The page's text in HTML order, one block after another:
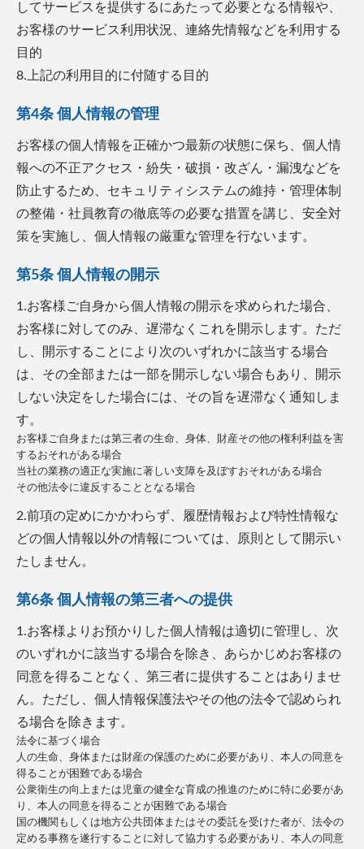
してサービスを提供するにあたって必要となる情報や、
お客様のサービス利用状況、連絡先情報などを利用する
目的
8.上記の利用目的に付随する目的
第4条 個人情報の管理
お客様の個人情報を正確かつ最新の状態に保ち、個人情
報への不正アクセス・紛失・破損・改ざん・漏洩などを
防止するため、セキュリティシステムの維持・管理体制
の整備・社員教育の徹底等の必要な措置を講じ、安全対
策を実施し、個人情報の厳重な管理を行ないます。
第5条 個人情報の開示
1.お客様ご自身から個人情報の開示を求められた場合、
お客様に対してのみ、遅滞なくこれを開示します。ただ
し、開示することにより次のいずれかに該当する場合
は、その全部または一部を開示しない場合もあり、開示
しない決定をした場合には、その旨を遅滞なく通知しま
す。
お客様ご自身または第三者の生命、身体、財産その他の権利利益を害
するおそれがある場合
当社の業務の適正な実施に著しい支障を及ぼすおそれがある場合
その他法令に違反することとなる場合
2.前項の定めにかかわらず、履歴情報および特性情報な
どの個人情報以外の情報については、原則として開示い
たしません。
第6条 個人情報の第三者への提供
1.お客様よりお預かりした個人情報は適切に管理し、次
のいずれかに該当する場合を除き、あらかじめお客様の
同意を得ることなく、第三者に提供することはありませ
ん。ただし、個人情報保護法やその他の法令で認められ
る場合を除きます。
法令に基づく場合
人の生命、身体または財産の保護のために必要があり、本人の同意を
得ることが困難である場合
公衆衛生の向上または児童の健全な育成の推進のために特に必要があ
り、本人の同意を得ることが困難である場合
国の機関もしくは地方公共団体またはその委託を受けた者が、法令の
定める事務を遂行することに対して協力する必要があり、本人の同意